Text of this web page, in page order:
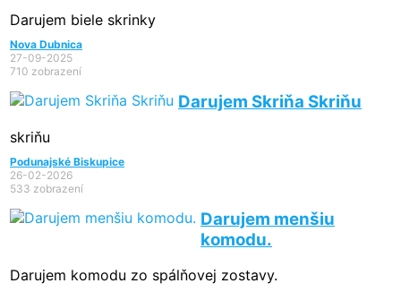
Darujem biele skrinky
Nova Dubnica
27-09-2025
710 zobrazení
Darujem Skriňa Skriňu
skriňu
Podunajské Biskupice
26-02-2026
533 zobrazení
Darujem menšiu
komodu.
Darujem komodu zo spálňovej zostavy.